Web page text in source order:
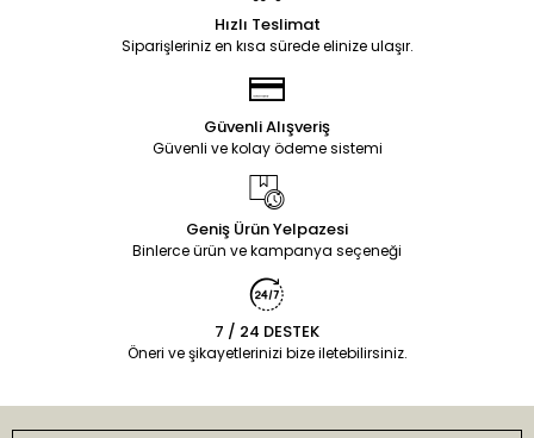
Hızlı Teslimat
Siparişleriniz en kısa sürede elinize ulaşır.
Güvenli Alışveriş
Güvenli ve kolay ödeme sistemi
Geniş Ürün Yelpazesi
Binlerce ürün ve kampanya seçeneği
7 / 24 DESTEK
Öneri ve şikayetlerinizi bize iletebilirsiniz.